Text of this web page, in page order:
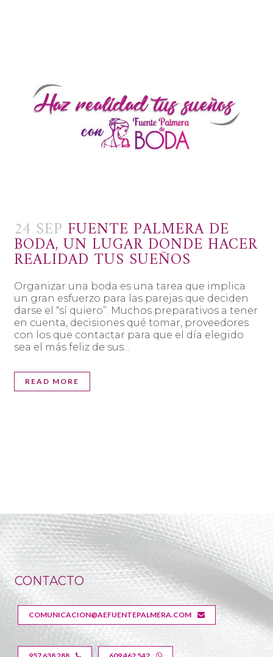
24 SEP FUENTE PALMERA DE
BODA, UN LUGAR DONDE HACER
REALIDAD TUS SUEÑOS
Organizar una boda es una tarea que implica
un gran esfuerzo para las parejas que deciden
darse el “sí quiero”. Muchos preparativos a tener
en cuenta, decisiones qué tomar, proveedores
con los que contactar para que el día elegido
sea el más feliz de sus...
READ MORE
CONTACTO
COMUNICACION@AEFUENTEPALMERA.COM